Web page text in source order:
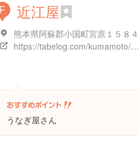
F 近江屋
熊本県阿蘇郡小国町宮原１５８４
https://tabelog.com/kumamoto/A4302/A430203/43000830/
うなぎ屋さん